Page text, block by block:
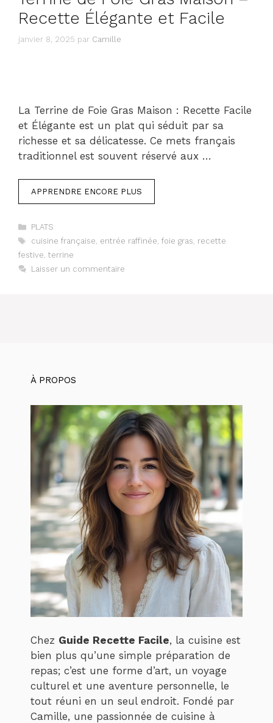
Recette Élégante et Facile
janvier 8, 2025 par Camille
La Terrine de Foie Gras Maison : Recette Facile
et Élégante est un plat qui séduit par sa
richesse et sa délicatesse. Ce mets français
traditionnel est souvent réservé aux …
APPRENDRE ENCORE PLUS
Catégories
PLATS
Étiquettes
cuisine française, entrée raffinée, foie gras, recette
festive, terrine
Laisser un commentaire
À PROPOS
Chez Guide Recette Facile, la cuisine est
bien plus qu’une simple préparation de
repas; c’est une forme d’art, un voyage
culturel et une aventure personnelle, le
tout réuni en un seul endroit. Fondé par
Camille, une passionnée de cuisine à